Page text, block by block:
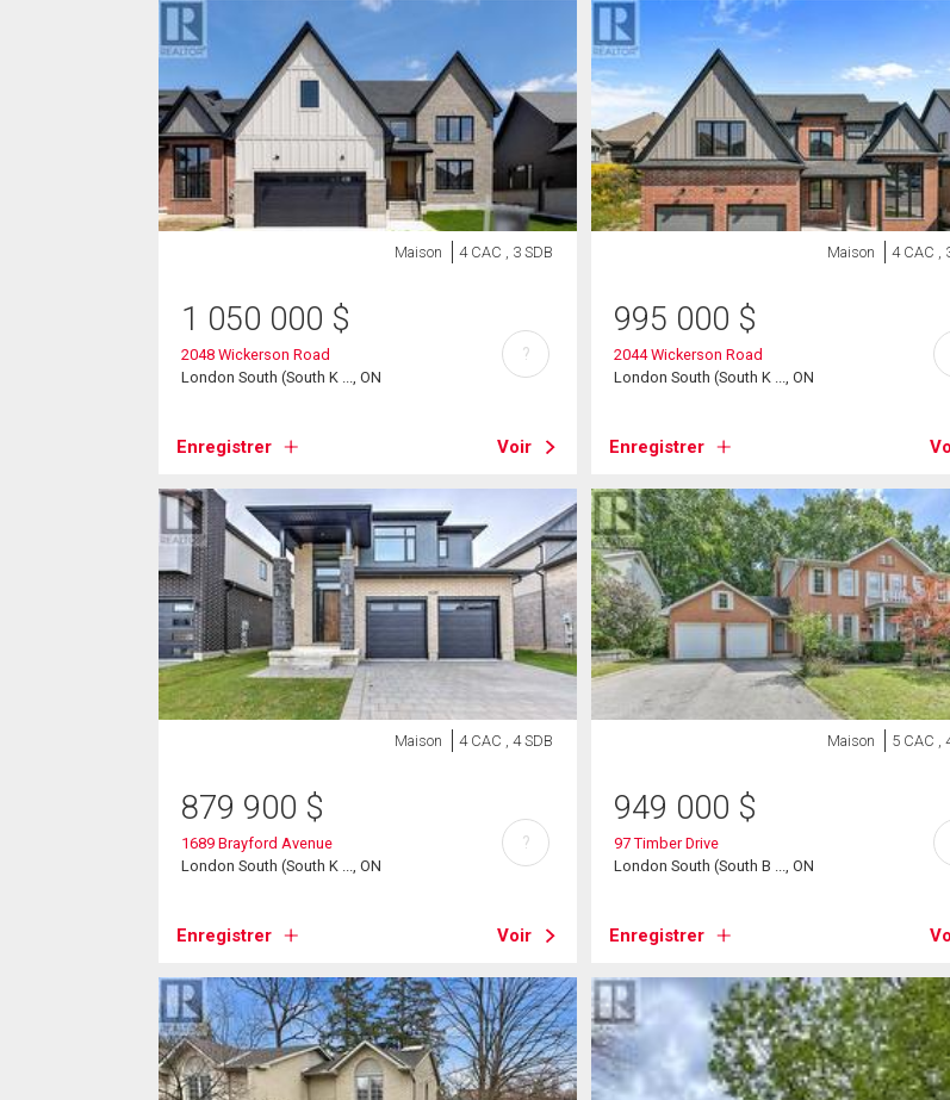
Maison 4 CAC , 3 SDB
1 050 000 $
2048 Wickerson Road
London South (South K ..., ON
Enregistrer Voir
?
Maison 4 CAC ,
995 000 $
2044 Wickerson Road
London South (South K ..., ON
Enregistrer
Maison 4 CAC , 4 SDB
879 900 $
1689 Brayford Avenue
London South (South K ..., ON
Enregistrer Voir
?
Maison 5 CAC ,
949 000 $
97 Timber Drive
London South (South B ..., ON
Enregistrer